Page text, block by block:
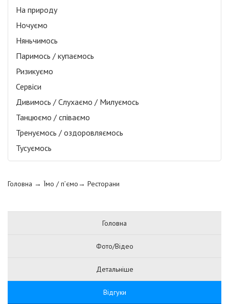
На природу
Ночуємо
Няньчимось
Паримось / купаємось
Ризикуємо
Сервіси
Дивимось / Слухаємо / Милуємось
Танцюємо / співаємо
Тренуємось / оздоровляємось
Тусуємось
Головна → Їмо / п’ємо→ Ресторани
Головна
Фото/Відео
Детальніше
Відгуки